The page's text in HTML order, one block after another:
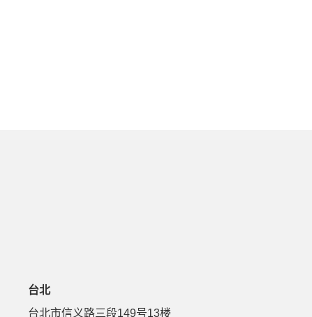
台北
台北市信义路三段149号13楼